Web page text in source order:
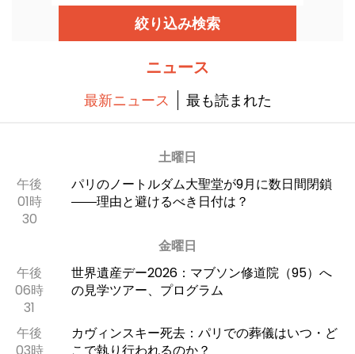
絞り込み検索
ニュース
最新ニュース 最も読まれた
土曜日
午後
01時
30
パリのノートルダム大聖堂が9月に数日間閉鎖
――理由と避けるべき日付は？
金曜日
午後
06時
31
世界遺産デー2026：マブソン修道院（95）へ
の見学ツアー、プログラム
午後
03時
カヴィンスキー死去：パリでの葬儀はいつ・ど
こで執り行われるのか？